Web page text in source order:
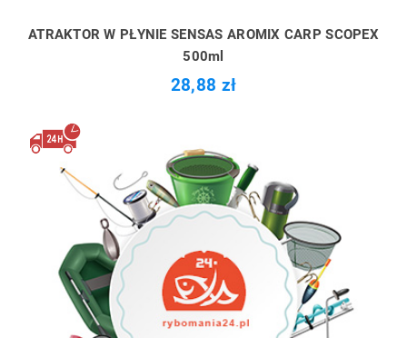
ATRAKTOR W PŁYNIE SENSAS AROMIX CARP SCOPEX
500ml
28,88 zł